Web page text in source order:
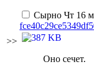
>>
Сырно Чт 16
Оно сечет.